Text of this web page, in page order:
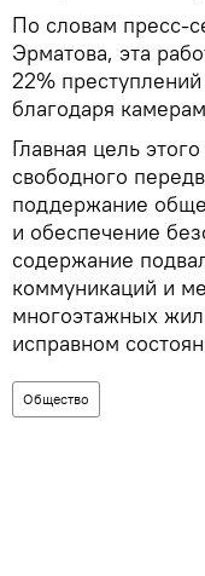
По словам пресс-
Эрматова, эта
22%
благодаря
Главная цель
свободного
поддержание
и обеспечение
содержание
коммуникаций и
многоэтажных
исправном
Общество